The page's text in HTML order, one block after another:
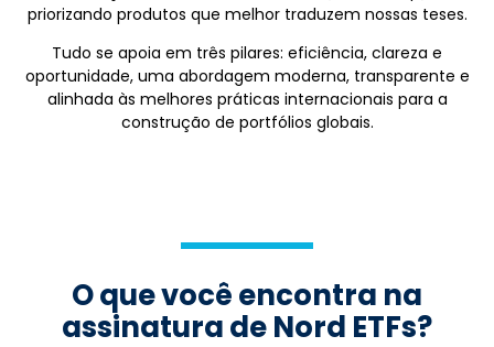
priorizando produtos que melhor traduzem nossas teses.
Tudo se apoia em três pilares: eficiência, clareza e
oportunidade, uma abordagem moderna, transparente e
alinhada às melhores práticas internacionais para a
construção de portfólios globais.
O que você encontra na
assinatura de Nord ETFs?